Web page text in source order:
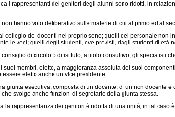
i rappresentanti dei genitori degli alunni sono ridotti, in
hanno voto deliberativo sulle materie di cui al primo ed al
dei docenti nel proprio seno; quelli del personale
le veci; quelli degli studenti, ove previsti, dagli studenti di età
di circolo o di istituto, a titolo consultivo, gli specialisti
membri, eletto, a maggioranza assoluta dei suoi
eletto anche un vice presidente.
esecutiva, composta di un docente, di un non docente
svolge anche funzioni di segretario della giunta stessa.
rappresentanza dei genitori è ridotta di una unità; in tal caso